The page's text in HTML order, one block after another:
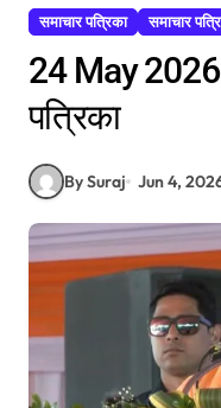
समाचार पत्रिका समाचार
24 May 2026
पत्रिका
By Suraj Jun 4,